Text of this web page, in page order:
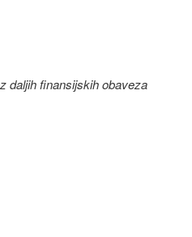
daljih finansijskih obaveza